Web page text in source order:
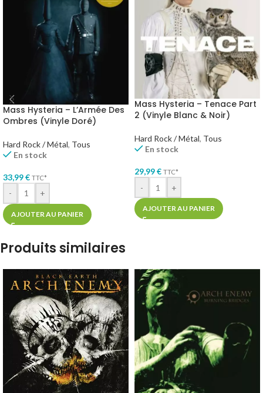
Mass Hysteria – L’Armée Des
Ombres (Vinyle Doré)
Hard Rock / Métal, Tous
En stock
33,99€ TTC*
- +
AJOUTER AU PANIER
Mass Hysteria – Tenace Part
2 (Vinyle Blanc & Noir)
Hard Rock / Métal, Tous
En stock
29,99€ TTC*
- +
AJOUTER AU PANIER
Produits similaires